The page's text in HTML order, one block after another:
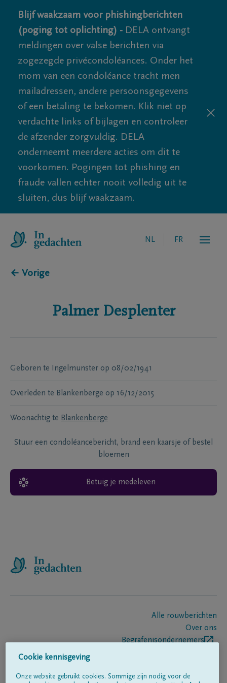
Blijf waakzaam voor phishingberichten
(poging tot oplichting) - DELA ontvangt
meldingen over valse berichten via
zogezegde privécondoléances. Onder het
mom van een condoléance tracht men
mailadressen, andere persoonsgegevens
of een betaling te bekomen. Klik niet op
verdachte links of bijlagen en controleer
de afzender zorgvuldig. DELA
onderneemt meerdere acties om dit te
voorkomen. Pogingen tot phishing en
fraude vallen echter nooit volledig uit te
sluiten, dus blijf waakzaam.
NL FR
← Vorige
Palmer Desplenter
Geboren te Ingelmunster op 08/02/1941
Overleden te Blankenberge op 16/12/2015
Woonachtig te Blankenberge
Stuur een condoléancebericht, brand een kaarsje of bestel
bloemen
Betuig je medeleven
Alle rouwberichten
Over ons
Begrafenisondernemers
Cookie kennisgeving
Onze website gebruikt cookies. Sommige zijn nodig voor de